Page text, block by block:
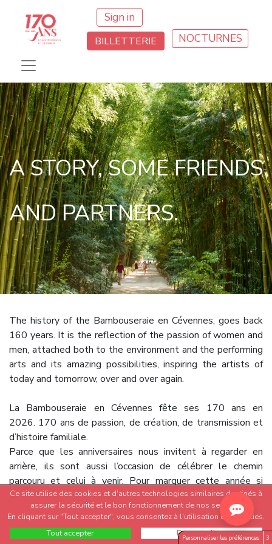
Sign in
BILLETTERIE NOCTURNES
A STORY, SOME FRIENDS
AND PARTNERS.
The history of the Bambouseraie en Cévennes, goes back
160 years. It is the reflection of the passion of women and
men, attached both to the environment and the performing
arts and its amazing possibilities, inspiring the artists of
today and tomorrow, over and over again.
La Bambouseraie en Cévennes fête ses 170 ans en
2026. 170 ans de passion, de création, de transmission et
d’histoire familiale.
Parce que les anniversaires nous invitent à regarder en
arrière, ils sont aussi l’occasion de célébrer le chemin
parcouru et celui à venir. Pour marquer cette année si
spéciale, nous avons l’honneur d’accueillir le photographe et
réalisateur françaisYann Arthus-Bertrand, comme
parrain de cette célébration.
Nous avons également imaginé un
Ce site utilise des cookies et d'autres technologies similaires destinés à
assurer la sécurité et le bon fonctionnement de nos services.
En cliquant sur "Tout accepter", vous consentez à l'utilisation des cookies.
Tout accepter
Personnaliser
Personnaliser les préférences 3